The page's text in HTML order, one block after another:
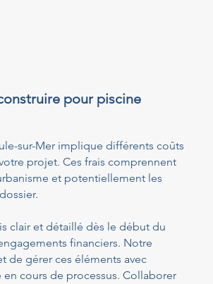
pour piscine
sur-Mer implique différents coûts
projet. Ces frais comprennent
et potentiellement les
clair et détaillé dès le début du
financiers. Notre
de gérer ces éléments avec
cours de processus. Collaborer